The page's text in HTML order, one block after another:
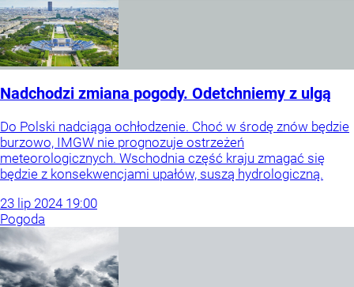
Nadchodzi zmiana pogody. Odetchniemy z ulgą
Do Polski nadciąga ochłodzenie. Choć w środę znów będzie
burzowo, IMGW nie prognozuje ostrzeżeń
meteorologicznych. Wschodnia część kraju zmagać się
będzie z konsekwencjami upałów, suszą hydrologiczną.
23 lip 2024 19:00
Pogoda